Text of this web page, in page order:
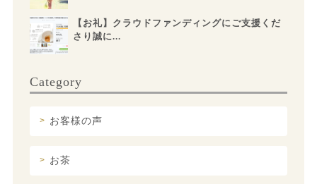
【お礼】クラウドファンディングにご支援くだ
さり誠に...
Category
お客様の声
お茶